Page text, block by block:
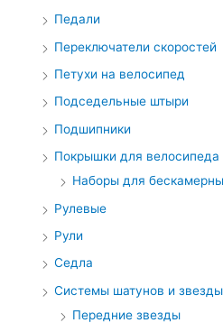
Педали
Переключатели скоростей
Петухи на велосипед
Подседельные штыри
Подшипники
Покрышки для велосипеда
Наборы для
Рулевые
Рули
Седла
Системы шатунов и звезды
Передние звезды